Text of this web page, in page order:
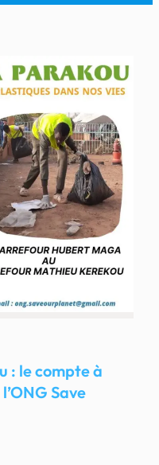
: le compte à
Save